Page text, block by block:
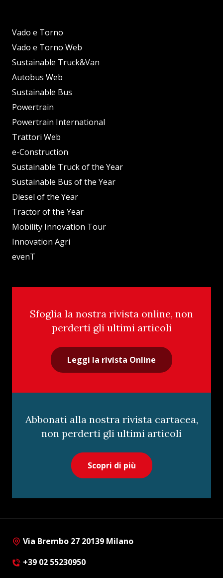
Vado e Torno
Vado e Torno Web
Sustainable Truck&Van
Autobus Web
Sustainable Bus
Powertrain
Powertrain International
Trattori Web
e-Construction
Sustainable Truck of the Year
Sustainable Bus of the Year
Diesel of the Year
Tractor of the Year
Mobility Innovation Tour
Innovation Agri
evenT
Sfoglia la nostra rivista online, non
perderti gli ultimi articoli
Leggi la rivista Online
Abbonati alla nostra rivista cartacea,
non perderti gli ultimi articoli
Scopri di più
Via Brembo 27 20139 Milano
+39 02 55230950